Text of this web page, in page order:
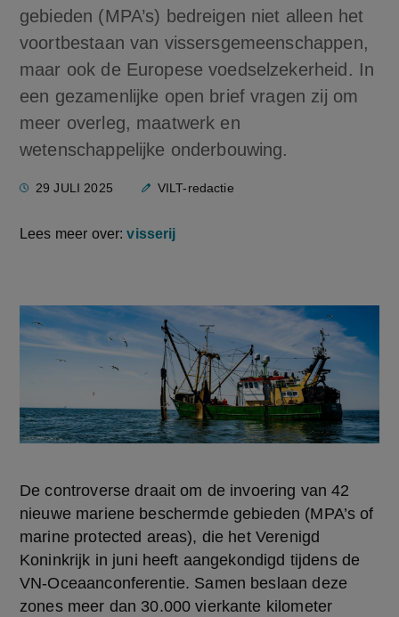
gebieden (MPA’s) bedreigen niet alleen het
voortbestaan van vissersgemeenschappen,
maar ook de Europese voedselzekerheid. In
een gezamenlijke open brief vragen zij om
meer overleg, maatwerk en
wetenschappelijke onderbouwing.
29 JULI 2025 VILT-redactie
Lees meer over:visserij
De controverse draait om de invoering van 42
nieuwe mariene beschermde gebieden (MPA’s of
marine protected areas), die het Verenigd
Koninkrijk in juni heeft aangekondigd tijdens de
VN-Oceaanconferentie. Samen beslaan deze
zones meer dan 30.000 vierkante kilometer